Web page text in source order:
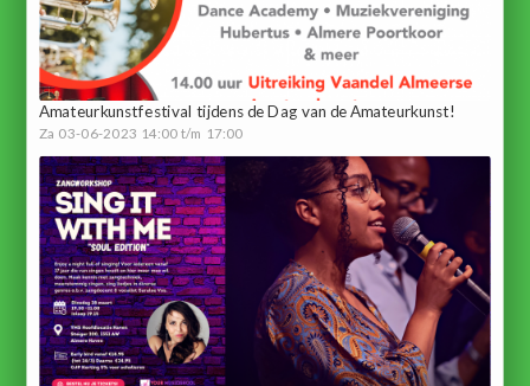
Amateurkunstfestival tijdens de Dag van de Amateurkunst!
Za 03-06-2023 14:00 t/m 17:00